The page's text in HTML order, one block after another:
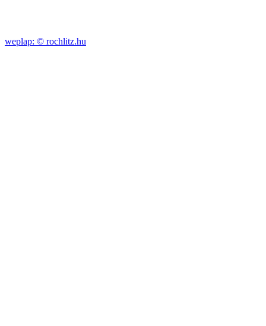
weplap: © rochlitz.hu